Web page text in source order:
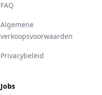
FAQ
Algemene
verkoopsvoorwaarden
Privacybeleid
Jobs